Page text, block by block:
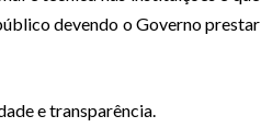
devendo o Governo prestar
e transparência.